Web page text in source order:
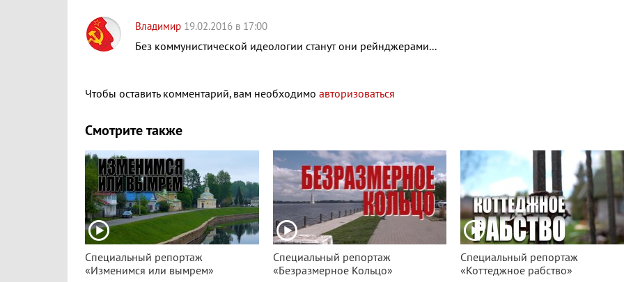
Владимир 19.02.2016 в 17:00
Без коммунистической идеологии станут они рейнджерами...
Чтобы оставить комментарий, вам необходимо авторизоваться
Смотрите также
Специальный репортаж
«Изменимся или вымрем»
Специальный репортаж
«Безразмерное Кольцо»
Специальный репортаж
«Коттеджное рабство»